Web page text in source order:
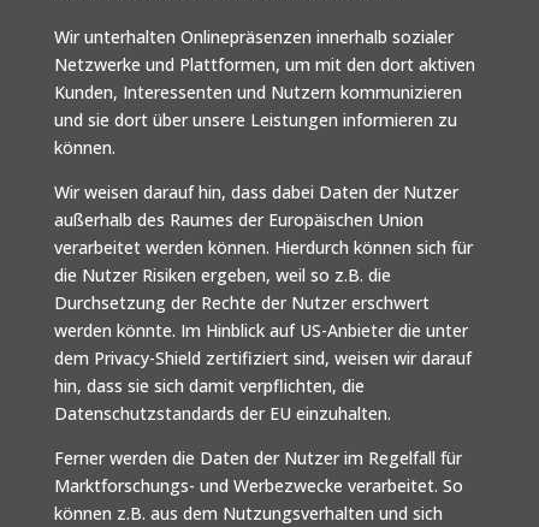
Wir unterhalten Onlinepräsenzen innerhalb sozialer
Netzwerke und Plattformen, um mit den dort aktiven
Kunden, Interessenten und Nutzern kommunizieren
und sie dort über unsere Leistungen informieren zu
können.
Wir weisen darauf hin, dass dabei Daten der Nutzer
außerhalb des Raumes der Europäischen Union
verarbeitet werden können. Hierdurch können sich für
die Nutzer Risiken ergeben, weil so z.B. die
Durchsetzung der Rechte der Nutzer erschwert
werden könnte. Im Hinblick auf US-Anbieter die unter
dem Privacy-Shield zertifiziert sind, weisen wir darauf
hin, dass sie sich damit verpflichten, die
Datenschutzstandards der EU einzuhalten.
Ferner werden die Daten der Nutzer im Regelfall für
Marktforschungs- und Werbezwecke verarbeitet. So
können z.B. aus dem Nutzungsverhalten und sich